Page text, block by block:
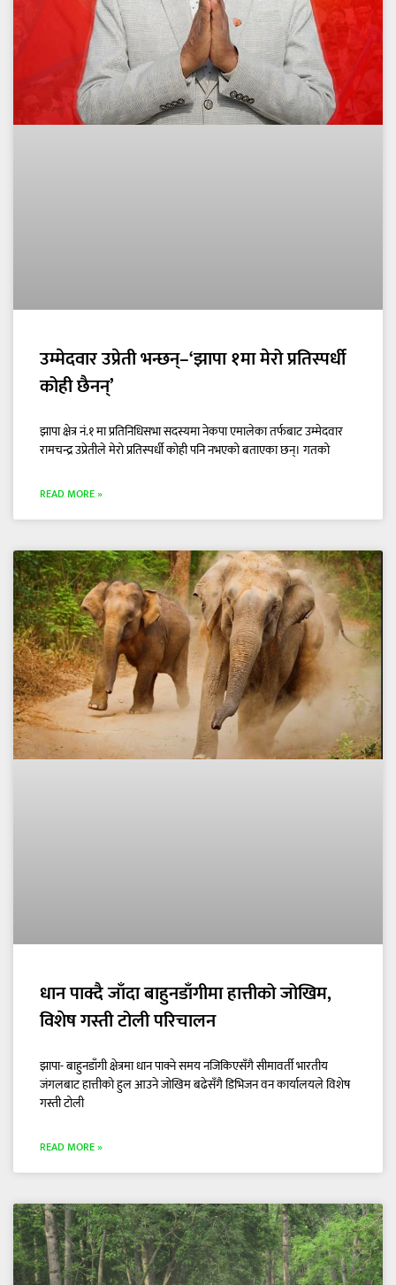
उम्मेदवार उप्रेती भन्छन्–‘झापा १मा मेरो प्रतिस्पर्धी
कोही छैनन्’
झापा क्षेत्र नं.१ मा प्रतिनिधिसभा सदस्यमा नेकपा एमालेका तर्फबाट उम्मेदवार
रामचन्द्र उप्रेतीले मेरो प्रतिस्पर्धी कोही पनि नभएको बताएका छन्। गतको
READ MORE »
धान पाक्दै जाँदा बाहुनडाँगीमा हात्तीको जोखिम,
विशेष गस्ती टोली परिचालन
झापा- बाहुनडाँगी क्षेत्रमा धान पाक्ने समय नजिकिएसँगै सीमावर्ती भारतीय
जंगलबाट हात्तीको हुल आउने जोखिम बढेसँगै डिभिजन वन कार्यालयले विशेष
गस्ती टोली
READ MORE »